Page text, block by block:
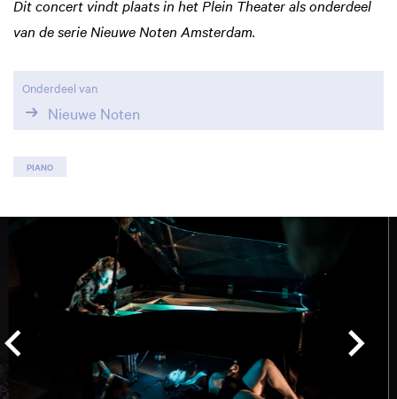
Dit concert vindt plaats in het Plein Theater als onderdeel
van de serie Nieuwe Noten Amsterdam.
Onderdeel van
Nieuwe Noten
PIANO